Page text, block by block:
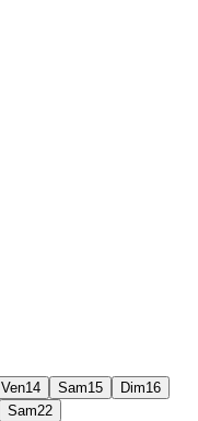
Ven14 Sam15 Dim16
Sam22